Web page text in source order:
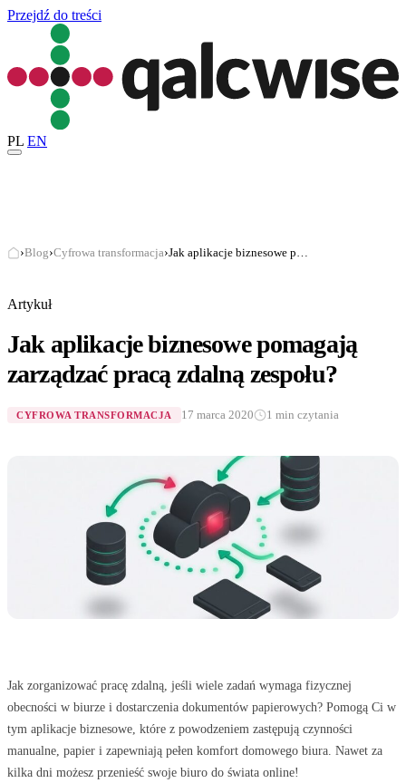
Przejdź do treści
PL EN
›Blog›Cyfrowa transformacja›
Artykuł
Jak aplikacje biznesowe pomagają
zarządzać pracą zdalną zespołu?
CYFROWA TRANSFORMACJA 17 marca 2020 1 min czytania
Jak zorganizować pracę zdalną, jeśli wiele zadań wymaga fizycznej
obecności w biurze i dostarczenia dokumentów papierowych? Pomogą Ci w
tym aplikacje biznesowe, które z powodzeniem zastępują czynności
manualne, papier i zapewniają pełen komfort domowego biura. Nawet za
kilka dni możesz przenieść swoje biuro do świata online!